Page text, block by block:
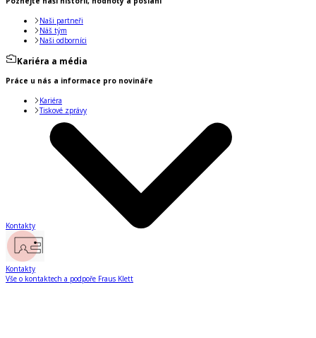
Naši partneři
Náš tým
Naši odborníci
Kariéra a média
Práce u nás a informace pro novináře
Kariéra
Tiskové zprávy
Kontakty
Kontakty
Vše o kontaktech a podpoře Fraus Klett